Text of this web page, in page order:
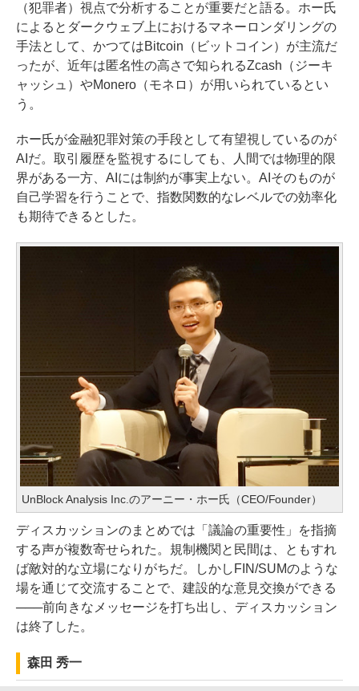
（犯罪者）視点で分析することが重要だと語る。ホー氏
によるとダークウェブ上におけるマネーロンダリングの
手法として、かつてはBitcoin（ビットコイン）が主流だ
ったが、近年は匿名性の高さで知られるZcash（ジーキ
ャッシュ）やMonero（モネロ）が用いられているとい
う。
ホー氏が金融犯罪対策の手段として有望視しているのが
AIだ。取引履歴を監視するにしても、人間では物理的限
界がある一方、AIには制約が事実上ない。AIそのものが
自己学習を行うことで、指数関数的なレベルでの効率化
も期待できるとした。
UnBlock Analysis Inc.のアーニー・ホー氏（CEO/Founder）
ディスカッションのまとめでは「議論の重要性」を指摘
する声が複数寄せられた。規制機関と民間は、ともすれ
ば敵対的な立場になりがちだ。しかしFIN/SUMのような
場を通じて交流することで、建設的な意見交換ができる
───前向きなメッセージを打ち出し、ディスカッション
は終了した。
森田 秀一